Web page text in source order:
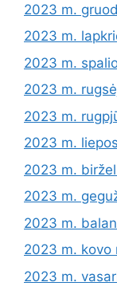
2023 m.
2023 m.
2023 m.
2023 m.
2023 m.
2023 m.
2023 m.
2023 m.
2023 m.
2023 m. kovo
2023 m.